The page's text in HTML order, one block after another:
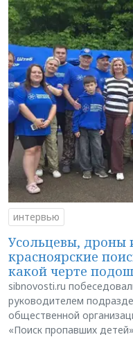
интервью
Усольцевы, дроны
красноярские
какой черте
sibnovosti.ru
руководителем
общественной
«Поиск пропавших